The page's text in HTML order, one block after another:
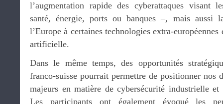
l’augmentation rapide des cyberattaques visant
santé, énergie, ports ou banques –, mais aussi
l’Europe à certaines technologies extra-
artificielle.
Dans le même temps, des opportunités
franco-suisse pourrait permettre de positionner nos
majeurs en matière de cybersécurité industrielle
Les participants ont également évoqué les